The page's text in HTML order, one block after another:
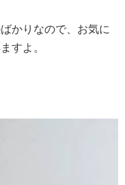
かりなので、お気に
すよ。